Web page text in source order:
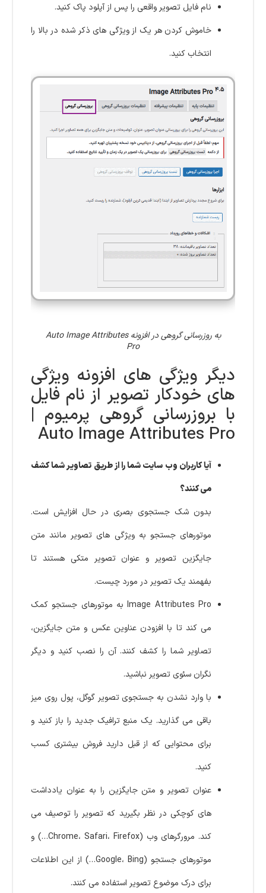
نام فایل تصویر واقعی را پس از آپلود پاک کنید.
خاموش کردن هر یک از ویژگی های ذکر شده در بالا را
انتخاب کنید.
به روزرسانی گروهی در افزونه Auto Image Attributes
Pro
دیگر ویژگی های افزونه ویژگی
های خودکار تصویر از نام فایل
با بروزرسانی گروهی پرمیوم |
Auto Image Attributes Pro
آیا کاربران وب سایت شما را از طریق تصاویر شما کشف
می کنند؟
بدون شک جستجوی بصری در حال افزایش است.
موتورهای جستجو به ویژگی های تصویر مانند متن
جایگزین تصویر و عنوان تصویر متکی هستند تا
بفهمند یک تصویر در مورد چیست.
Image Attributes Pro به موتورهای جستجو کمک
می کند تا با افزودن عناوین عکس و متن جایگزین،
تصاویر شما را کشف کنند. آن را نصب کنید و دیگر
نگران سئوی تصویر نباشید.
با وارد نشدن به جستجوی تصویر گوگل، پول روی میز
باقی می گذارید. یک منبع ترافیک جدید را باز کنید و
برای محتوایی که از قبل دارید فروش بیشتری کسب
کنید.
عنوان تصویر و متن جایگزین را به عنوان یادداشت
های کوچکی در نظر بگیرید که تصویر را توصیف می
کند. مرورگرهای وب (Chrome، Safari، Firefox…) و
موتورهای جستجو (Google، Bing…) از این اطلاعات
برای درک موضوع تصویر استفاده می کنند.